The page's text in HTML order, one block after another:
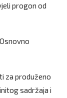
progon od
za produženo
sadržaja i